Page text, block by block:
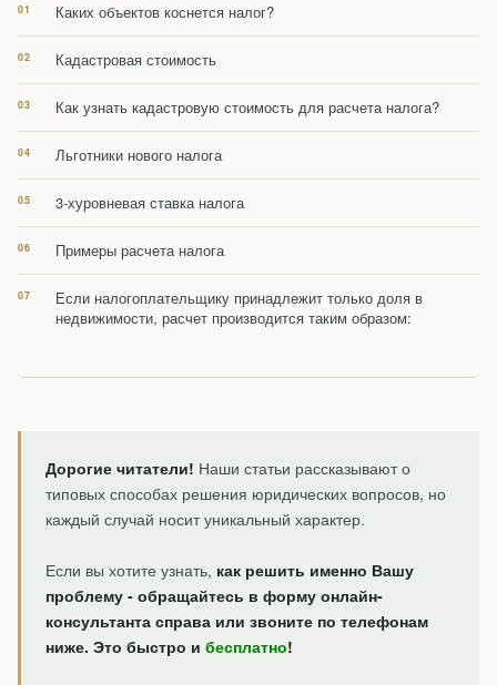
Каких объектов коснется налог?
Кадастровая стоимость
Как узнать кадастровую стоимость для расчета налога?
Льготники нового налога
3-хуровневая ставка налога
Примеры расчета налога
Если налогоплательщику принадлежит только доля в
недвижимости, расчет производится таким образом:
Дорогие читатели! Наши статьи рассказывают о
типовых способах решения юридических вопросов, но
каждый случай носит уникальный характер.
Если вы хотите узнать, как решить именно Вашу
проблему - обращайтесь в форму онлайн-
консультанта справа или звоните по телефонам
ниже. Это быстро и бесплатно!